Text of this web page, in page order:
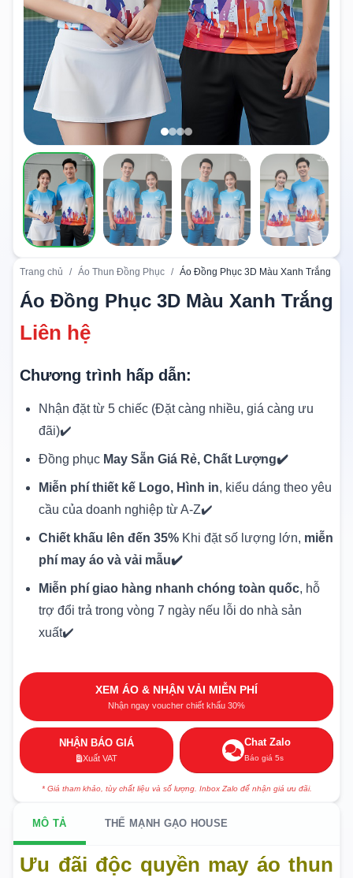
Trang chủ / Áo Thun Đồng Phục / Áo Đồng Phục 3D Màu Xanh Trắng
Áo Đồng Phục 3D Màu Xanh Trắng
Liên hệ
Chương trình hấp dẫn:
Nhận đặt từ 5 chiếc (Đặt càng nhiều, giá càng ưu
đãi)✔️
Đồng phục May Sẵn Giá Rẻ, Chất Lượng✔️
Miễn phí thiết kế Logo, Hình in, kiểu dáng theo yêu
cầu của doanh nghiệp từ A-Z✔️
Chiết khấu lên đến 35% Khi đặt số lượng lớn, miễn
phí may áo và vải mẫu✔️
Miễn phí giao hàng nhanh chóng toàn quốc, hỗ
trợ đổi trả trong vòng 7 ngày nếu lỗi do nhà sản
xuất✔️
XEM ÁO & NHẬN VẢI MIỄN PHÍ
Nhận ngay voucher chiết khấu 30%
NHẬN BÁO GIÁ
Xuất VAT
Chat Zalo
Báo giá 5s
* Giá tham khảo, tùy chất liệu và số lượng. Inbox Zalo để nhận giá ưu đãi.
MÔ TẢ THẾ MẠNH GẠO HOUSE
Ưu đãi độc quyền may áo thun